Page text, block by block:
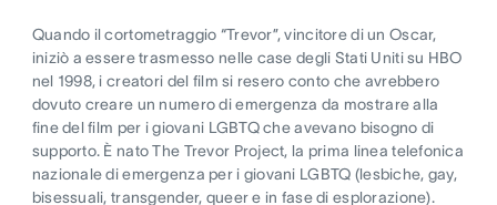
Quando il cortometraggio “Trevor”, vincitore di un Oscar,
iniziò a essere trasmesso nelle case degli Stati Uniti su HBO
nel 1998, i creatori del film si resero conto che avrebbero
dovuto creare un numero di emergenza da mostrare alla
fine del film per i giovani LGBTQ che avevano bisogno di
supporto. È nato The Trevor Project, la prima linea telefonica
nazionale di emergenza per i giovani LGBTQ (lesbiche, gay,
bisessuali, transgender, queer e in fase di esplorazione).